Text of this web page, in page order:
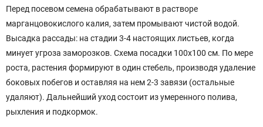
Перед посевом семена обрабатывают в растворе
марганцовокислого калия, затем промывают чистой водой.
Высадка рассады: на стадии 3-4 настоящих листьев, когда
минует угроза заморозков. Схема посадки 100x100 см. По мере
роста, растения формируют в один стебель, производя удаление
боковых побегов и оставляя на нем 2-3 завязи (остальные
удаляют). Дальнейший уход состоит из умеренного полива,
рыхления и подкормок.